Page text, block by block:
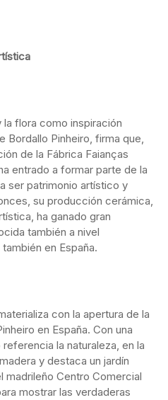
la flora como inspiración
Bordallo Pinheiro, firma que,
de la Fábrica Faianças
entrado a formar parte de la
ser patrimonio artístico y
su producción cerámica,
ha ganado gran
también a nivel
en España.
con la apertura de la
en España. Con una
la naturaleza, en la
y destaca un jardín
madrileño Centro Comercial
mostrar las verdaderas